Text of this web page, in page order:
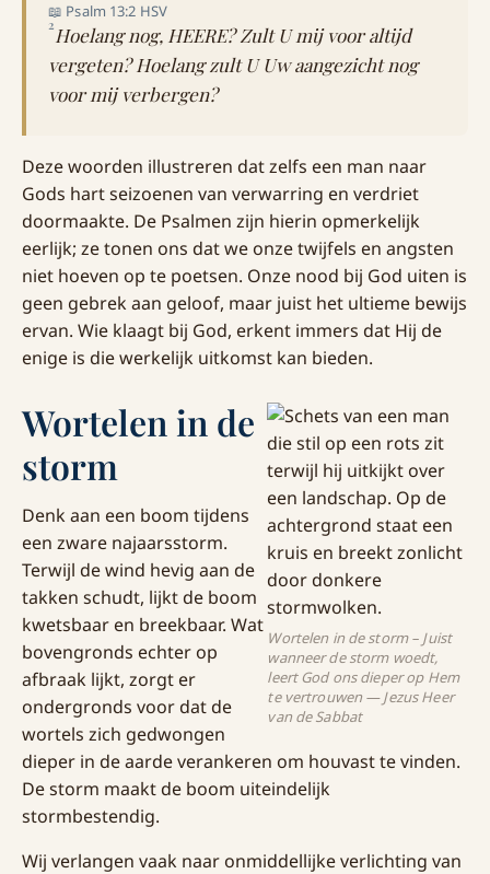
📖 Psalm 13:2 HSV
2 Hoelang nog, HEERE? Zult U mij voor altijd
vergeten? Hoelang zult U Uw aangezicht nog
voor mij verbergen?
Deze woorden illustreren dat zelfs een man naar
Gods hart seizoenen van verwarring en verdriet
doormaakte. De Psalmen zijn hierin opmerkelijk
eerlijk; ze tonen ons dat we onze twijfels en angsten
niet hoeven op te poetsen. Onze nood bij God uiten is
geen gebrek aan geloof, maar juist het ultieme bewijs
ervan. Wie klaagt bij God, erkent immers dat Hij de
enige is die werkelijk uitkomst kan bieden.
Wortelen in de storm – Juist
wanneer de storm woedt,
leert God ons dieper op Hem
te vertrouwen — Jezus Heer
van de Sabbat
Wortelen in de
storm
Denk aan een boom tijdens
een zware najaarsstorm.
Terwijl de wind hevig aan de
takken schudt, lijkt de boom
kwetsbaar en breekbaar. Wat
bovengronds echter op
afbraak lijkt, zorgt er
ondergronds voor dat de
wortels zich gedwongen
dieper in de aarde verankeren om houvast te vinden.
De storm maakt de boom uiteindelijk
stormbestendig.
Wij verlangen vaak naar onmiddellijke verlichting van